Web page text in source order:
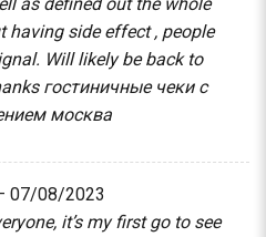
having side effect , people
Will likely be back to
гостиничные чеки с
москва
07/08/2023
it’s my first go to see